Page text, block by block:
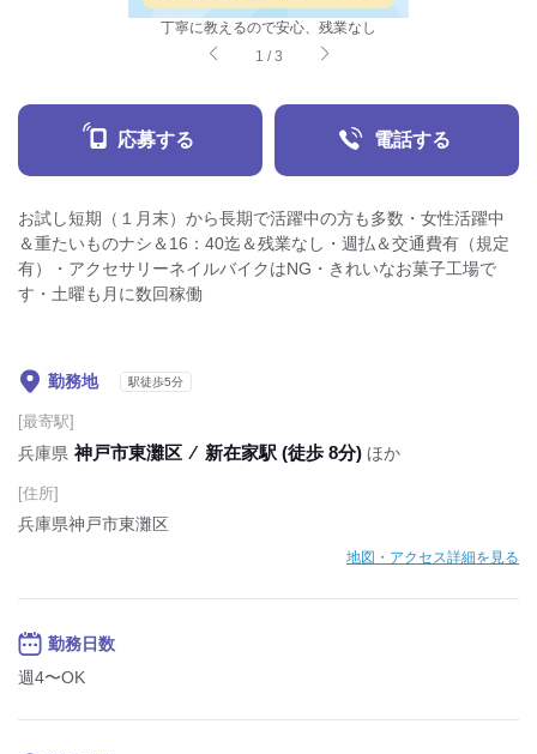
丁寧に教えるので安心、残業なし
1 /3
応募する 電話する
お試し短期（１月末）から長期で活躍中の方も多数・女性活躍中
＆重たいものナシ＆16：40迄＆残業なし・週払＆交通費有（規定
有）・アクセサリーネイルバイクはNG・きれいなお菓子工場で
す・土曜も月に数回稼働
勤務地 駅徒歩5分
[最寄駅]
兵庫県 神戸市東灘区 ⁄ 新在家駅 (徒歩 8分) ほか
[住所]
兵庫県神戸市東灘区
地図・アクセス詳細を見る
勤務日数
週4〜OK